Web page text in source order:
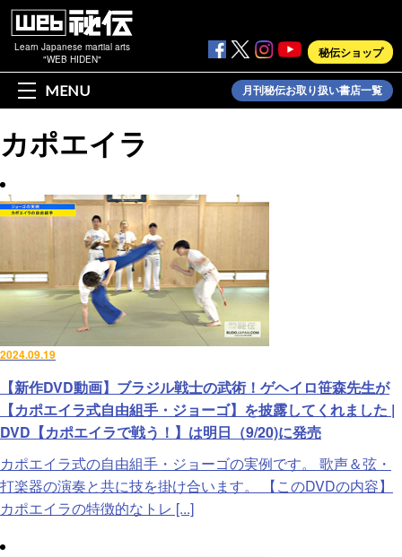
Learn Japanese martial arts
"WEB HIDEN"
秘伝ショップ
MENU 月刊秘伝お取り扱い書店一覧
カポエイラ
2024.09.19
【新作DVD動画】ブラジル戦士の武術！ゲヘイロ笹森先生が
【カポエイラ式自由組手・ジョーゴ】を披露してくれました |
DVD【カポエイラで戦う！】は明日（9/20)に発売
カポエイラ式の自由組手・ジョーゴの実例です。 歌声＆弦・
打楽器の演奏と共に技を掛け合います。 【このDVDの内容】
カポエイラの特徴的なトレ [...]